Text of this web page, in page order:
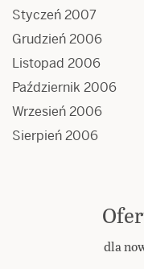
Styczeń 2007
Grudzień 2006
Listopad 2006
Październik 2006
Wrzesień 2006
Sierpień 2006
dla